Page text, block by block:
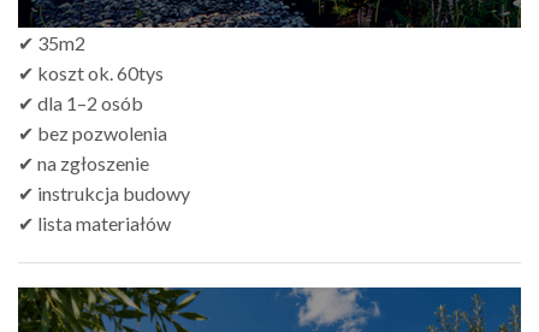
✔ 35m2
✔ koszt ok. 60tys
✔ dla 1–2 osób
✔ bez pozwolenia
✔ na zgłoszenie
✔ instrukcja budowy
✔ lista materiałów